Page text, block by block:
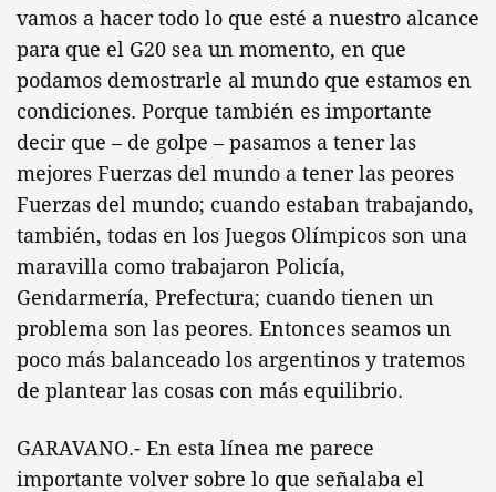
vamos a hacer todo lo que esté a nuestro alcance
para que el G20 sea un momento, en que
podamos demostrarle al mundo que estamos en
condiciones. Porque también es importante
decir que – de golpe – pasamos a tener las
mejores Fuerzas del mundo a tener las peores
Fuerzas del mundo; cuando estaban trabajando,
también, todas en los Juegos Olímpicos son una
maravilla como trabajaron Policía,
Gendarmería, Prefectura; cuando tienen un
problema son las peores. Entonces seamos un
poco más balanceado los argentinos y tratemos
de plantear las cosas con más equilibrio.
GARAVANO.- En esta línea me parece
importante volver sobre lo que señalaba el